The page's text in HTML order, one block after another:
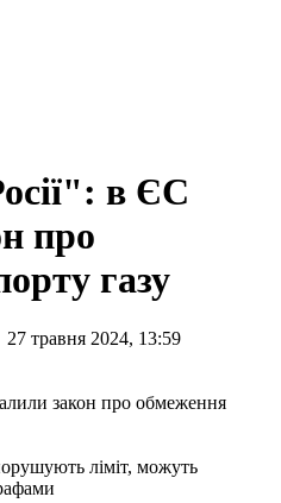
в ЄС
про
газу
27 травня 2024, 13:59
ліміт, можуть